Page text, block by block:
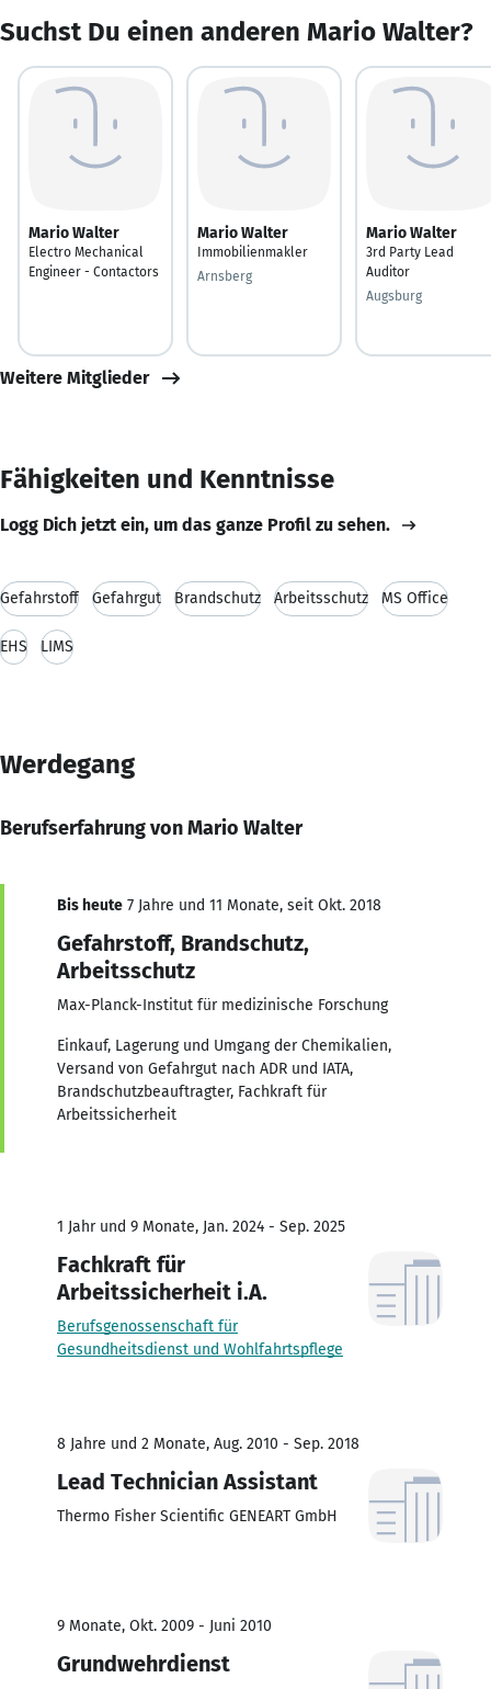
Suchst Du einen anderen Mario Walter?
Mario Walter
Electro Mechanical
Engineer - Contactors
Mario Walter
Immobilienmakler
Arnsberg
Mario Walter
3rd Party Lead
Auditor
Augsburg
Weitere Mitglieder
Fähigkeiten und Kenntnisse
Logg Dich jetzt ein, um das ganze Profil zu sehen.
Gefahrstoff Gefahrgut Brandschutz Arbeitsschutz MS Office
EHS LIMS
Werdegang
Berufserfahrung von Mario Walter
Bis heute 7 Jahre und 11 Monate, seit Okt. 2018
Gefahrstoff, Brandschutz,
Arbeitsschutz
Max-Planck-Institut für medizinische Forschung
Einkauf, Lagerung und Umgang der Chemikalien,
Versand von Gefahrgut nach ADR und IATA,
Brandschutzbeauftragter, Fachkraft für
Arbeitssicherheit
1 Jahr und 9 Monate, Jan. 2024 - Sep. 2025
Fachkraft für
Arbeitssicherheit i.A.
Berufsgenossenschaft für
Gesundheitsdienst und Wohlfahrtspflege
8 Jahre und 2 Monate, Aug. 2010 - Sep. 2018
Lead Technician Assistant
Thermo Fisher Scientific GENEART GmbH
9 Monate, Okt. 2009 - Juni 2010
Grundwehrdienst